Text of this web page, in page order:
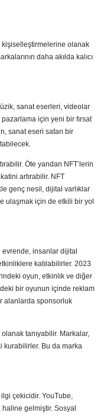
kişiselleştirmelerine olanak
daha akılda kalıcı
sanat eserleri, videolar
için yeni bir fırsat
sanat eseri satan bir
Öte yandan NFT’lerin
artırabilir. NFT
genç nesil, dijital varlıklar
ulaşmak için de etkili bir yol
insanlar dijital
katılabilirler. 2023
oyun, etkinlik ve diğer
bir oyunun içinde reklam
alanlarda sponsorluk
tanıyabilir. Markalar,
kurabilirler. Bu da marka
çekicidir. YouTube,
gelmiştir. Sosyal